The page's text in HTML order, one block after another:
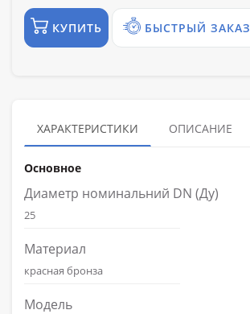
КУПИТЬ БЫСТРЫЙ ЗАКАЗ
ХАРАКТЕРИСТИКИ ОПИСАНИЕ
Основное
Диаметр номинальний DN (Ду)
25
Материал
красная бронза
Модель